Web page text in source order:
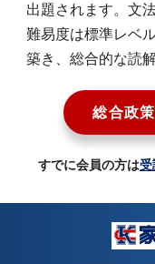
出題されます。文
難易度は標準レベ
築き、総合的な読
総合政
すでに会員の方は受